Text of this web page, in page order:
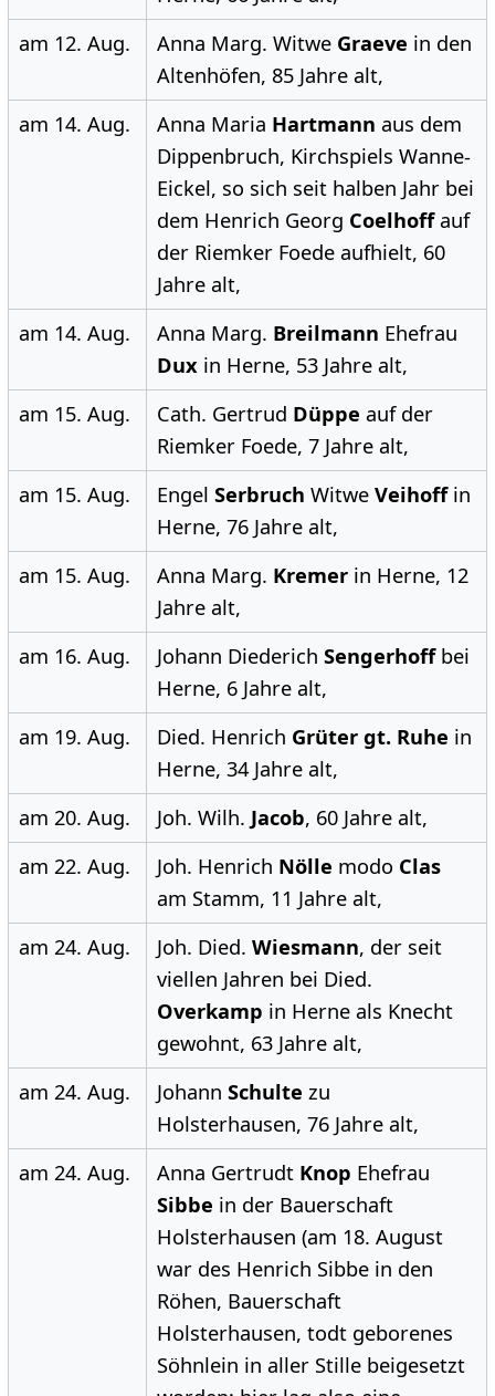
am 12. Aug.
Anna Marg. Witwe Graeve in den
Altenhöfen, 85 Jahre alt,
am 14. Aug.
Anna Maria Hartmann aus dem
Dippenbruch, Kirchspiels Wanne-
Eickel, so sich seit halben Jahr bei
dem Henrich Georg Coelhoffauf
der Riemker Foede aufhielt, 60
Jahre alt,
am 14. Aug.
Anna Marg. Breilmann Ehefrau
Duxin Herne, 53 Jahre alt,
am 15. Aug.
Cath. Gertrud Düppe auf der
Riemker Foede, 7 Jahre alt,
am 15. Aug.
Engel Serbruch Witwe Veihoffin
Herne, 76 Jahre alt,
am 15. Aug.
Anna Marg. Kremerin Herne, 12
Jahre alt,
am 16. Aug.
Johann Diederich Sengerhoffbei
Herne, 6 Jahre alt,
am 19. Aug.
Died. Henrich Grüter gt. Ruhe in
Herne, 34 Jahre alt,
am 20. Aug.
Joh. Wilh. Jacob, 60 Jahre alt,
am 22. Aug.
Joh. Henrich Nölle modo Clas
am Stamm, 11 Jahre alt,
am 24. Aug.
Joh. Died. Wiesmann, der seit
viellen Jahren bei Died.
Overkamp in Herne als Knecht
gewohnt, 63 Jahre alt,
am 24. Aug.
Johann Schulte zu
Holsterhausen, 76 Jahre alt,
am 24. Aug.
Anna Gertrudt Knop Ehefrau
Sibbe in der Bauerschaft
Holsterhausen (am 18. August
war des Henrich Sibbe in den
Röhen, Bauerschaft
Holsterhausen, todt geborenes
Söhnlein in aller Stille beigesetzt